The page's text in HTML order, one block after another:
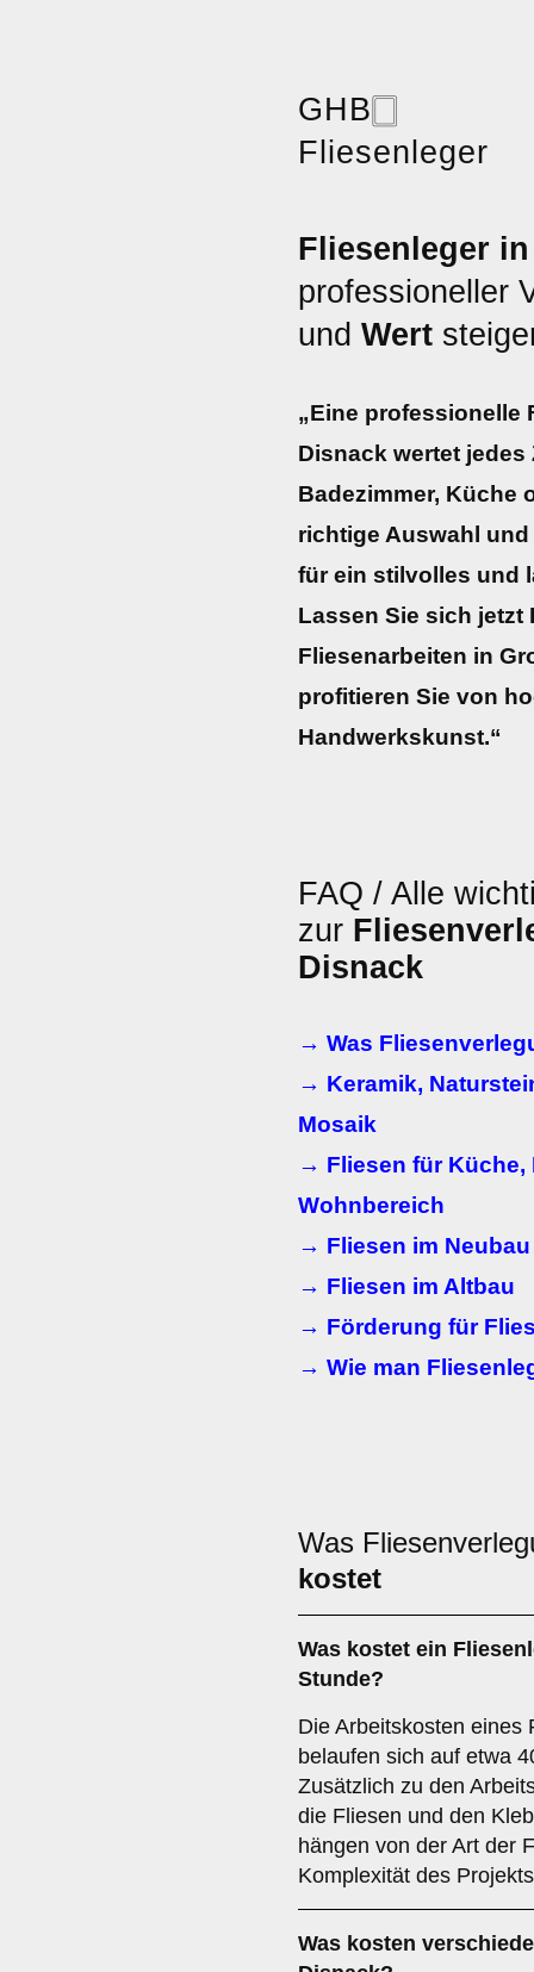
GHB🀆
Fliesenleger
Fliesenleger
professioneller
und Wert
„Eine professionelle
Disnack wertet
Badezimmer, Küche
richtige Auswahl
für ein stilvolles und
Lassen Sie sich
Fliesenarbeiten in
profitieren Sie von
Handwerkskunst.“
FAQ / Alle
zur
Disnack
→ Was
→ Keramik,
Mosaik
→ Fliesen für Küche,
Wohnbereich
→ Fliesen im Neubau
→ Fliesen im Altbau
→ Förderung für
→ Wie man
Was
kostet
Was kostet ein
Stunde?
Die Arbeitskosten eines
belaufen sich auf etwa
Zusätzlich zu den
die Fliesen und den
hängen von der Art der
Komplexität des
Was kosten